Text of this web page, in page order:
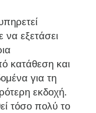
εξετάσει
κατάθεση και
για τη
εκδοχή.
τόσο πολύ το